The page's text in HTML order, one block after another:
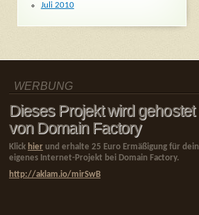
Juli 2010
WERBUNG
Dieses Projekt wird gehostet
von Domain Factory
Klick hier und erhalte 25 Euro Ermäßigung für dein
eigenes Internet-Projekt bei Domain Factory.
http://aklam.io/mirSwB